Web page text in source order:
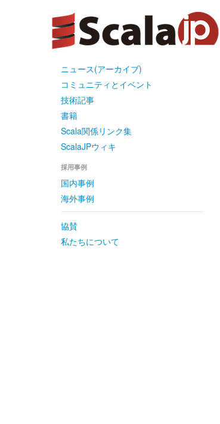
ニュース(アーカイブ)
コミュニティとイベント
技術記事
書籍
Scala関係リンク集
ScalaJPウィキ
採用事例
国内事例
海外事例
協賛
私たちについて